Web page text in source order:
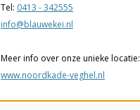
Tel: 0413 - 342555
info@blauwekei.nl
Meer info over onze unieke locatie:
www.noordkade-veghel.nl